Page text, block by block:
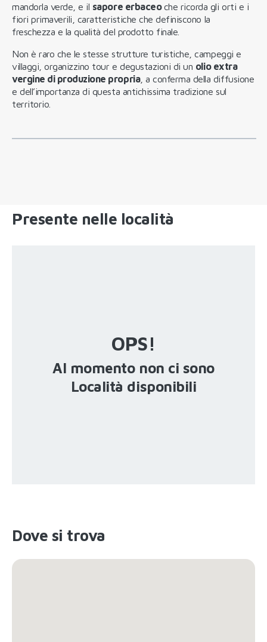
mandorla verde, e il sapore erbaceoche ricorda gli orti e i
fiori primaverili, caratteristiche che definiscono la
freschezza e la qualità del prodotto finale.
Non è raro che le stesse strutture turistiche, campeggi e
villaggi, organizzino tour e degustazioni di un olio extra
vergine di produzione propria, a conferma della diffusione
e dell’importanza di questa antichissima tradizione sul
territorio.
Presente nelle località
OPS!
Al momento non ci sono
Località disponibili
Dove si trova